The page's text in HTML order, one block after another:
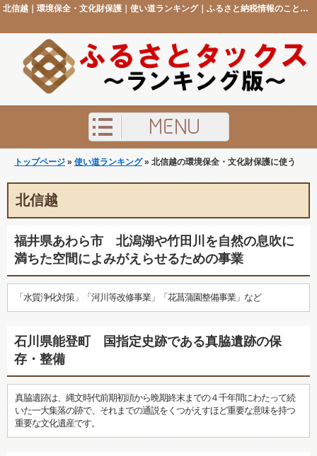
北信越｜環境保全・文化財保護｜使い道ランキング｜ふるさと納税情報のことなら「ふるさとタックス ランキング版」
トップページ »使い道ランキング» 北信越の環境保全・文化財保護に使う
北信越
福井県あわら市 北潟湖や竹田川を自然の息吹に
満ちた空間によみがえらせるための事業
「水質浄化対策」「河川等改修事業」「花菖蒲園整備事業」など
石川県能登町 国指定史跡である真脇遺跡の保
存・整備
真脇遺跡は、縄文時代前期初頭から晩期終末までの４千年間にわたって続
いた一大集落の跡で、それまでの通説をくつがえすほど重要な意味を持つ
重要な文化遺産です。